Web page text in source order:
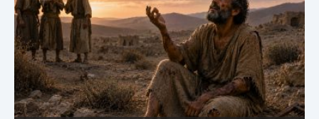
CREED EN SUS PROFETAS |
Estudio bíblico |